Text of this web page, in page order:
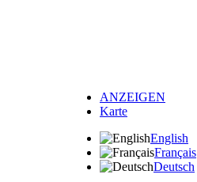
ANZEIGEN
Karte
English
Français
Deutsch